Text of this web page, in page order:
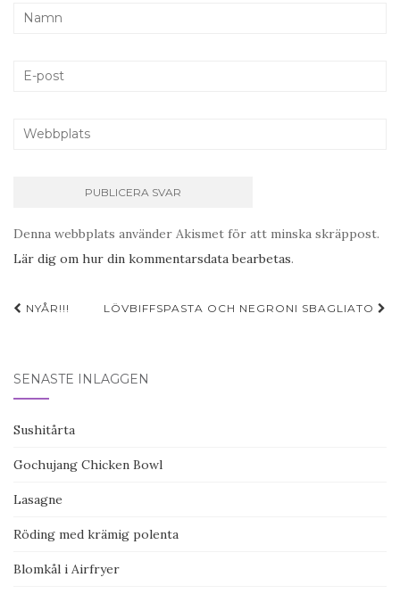
Denna webbplats använder Akismet för att minska skräppost.
Lär dig om hur din kommentarsdata bearbetas.
Inläggsnavigering
NYÅR!!! LÖVBIFFSPASTA OCH NEGRONI SBAGLIATO
SENASTE INLÄGGEN
Sushitårta
Gochujang Chicken Bowl
Lasagne
Röding med krämig polenta
Blomkål i Airfryer